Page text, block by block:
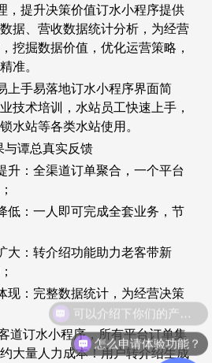
，提升决策价值订水小程序提供
据、营收数据统计分析，为经营
挖掘数据价值，优化运营策略，
准。
上手易落地订水小程序界面简
技术培训，水站员工快速上手，
水站等各类水站使用。
与谭总真实反馈
升：全渠道订单聚合，一个平台
低：一人即可完成全套业务，节
大：转介绍功能助力老客带新
现：完整数据统计，为经营决策
道订水小程序，所有平台订单集
大量人力成本！用户转介绍生成
怎么申请体验功能？